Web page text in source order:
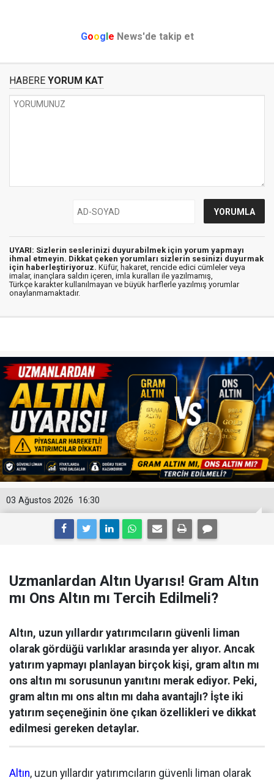
Google News'de takip et
HABERE YORUM KAT
UYARI: Sizlerin seslerinizi duyurabilmek için yorum yapmayı
ihmal etmeyin. Dikkat çeken yorumları sizlerin sesinizi duyurmak
için haberleştiriyoruz. Küfür, hakaret, rencide edici cümleler veya
imalar, inançlara saldırı içeren, imla kuralları ile yazılmamış,
Türkçe karakter kullanılmayan ve büyük harflerle yazılmış yorumlar
onaylanmamaktadır.
16:30
03 Ağustos 2026
Uzmanlardan Altın Uyarısı! Gram Altın
mı Ons Altın mı Tercih Edilmeli?
Altın, uzun yıllardır yatırımcıların güvenli liman
olarak gördüğü varlıklar arasında yer alıyor. Ancak
yatırım yapmayı planlayan birçok kişi, gram altın mı
ons altın mı sorusunun yanıtını merak ediyor. Peki,
gram altın mı ons altın mı daha avantajlı? İşte iki
yatırım seçeneğinin öne çıkan özellikleri ve dikkat
edilmesi gereken detaylar.
Altın, uzun yıllardır yatırımcıların güvenli liman olarak